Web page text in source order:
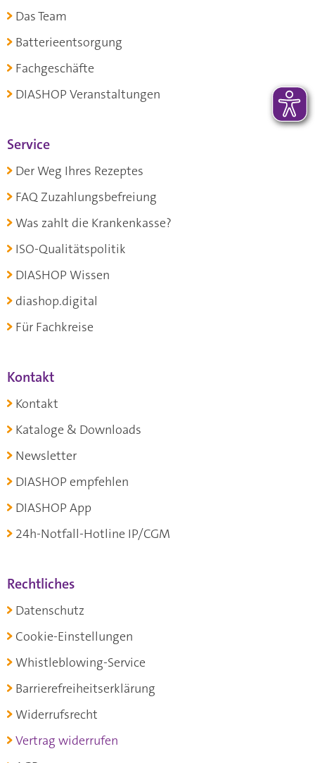
Das Team
Batterieentsorgung
Fachgeschäfte
DIASHOP Veranstaltungen
Service
Der Weg Ihres Rezeptes
FAQ Zuzahlungsbefreiung
Was zahlt die Krankenkasse?
ISO-Qualitätspolitik
DIASHOP Wissen
diashop.digital
Für Fachkreise
Kontakt
Kontakt
Kataloge & Downloads
Newsletter
DIASHOP empfehlen
DIASHOP App
24h-Notfall-Hotline IP/CGM
Rechtliches
Datenschutz
Cookie-Einstellungen
Whistleblowing-Service
Barrierefreiheitserklärung
Widerrufsrecht
Vertrag widerrufen